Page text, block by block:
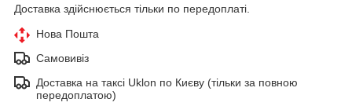
Доставка здійснюється тільки по передоплаті.
Нова Пошта
Самовивіз
Доставка на таксі Uklon по Києву (тільки за повною
передоплатою)